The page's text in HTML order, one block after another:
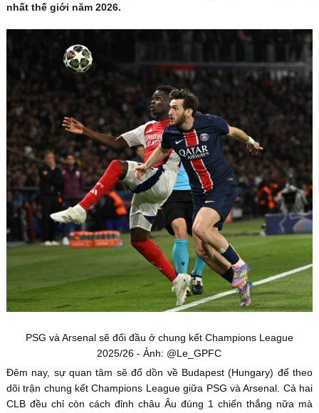
nhất thế giới năm 2026.
PSG và Arsenal sẽ đối đầu ở chung kết Champions League
2025/26 - Ảnh: @Le_GPFC
Đêm nay, sự quan tâm sẽ đổ dồn về Budapest (Hungary) để theo
dõi trận chung kết Champions League giữa PSG và Arsenal. Cả hai
CLB đều chỉ còn cách đỉnh châu Âu đúng 1 chiến thắng nữa mà